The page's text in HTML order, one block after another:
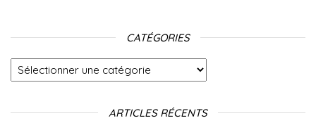
CATÉGORIES
Catégories
ARTICLES RÉCENTS